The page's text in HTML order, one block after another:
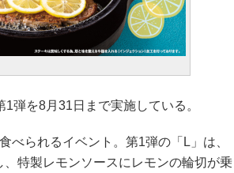
弾を8月31日まで実施している。
られるイベント。第1弾の「L」は、
特製レモンソースにレモンの輪切が乗